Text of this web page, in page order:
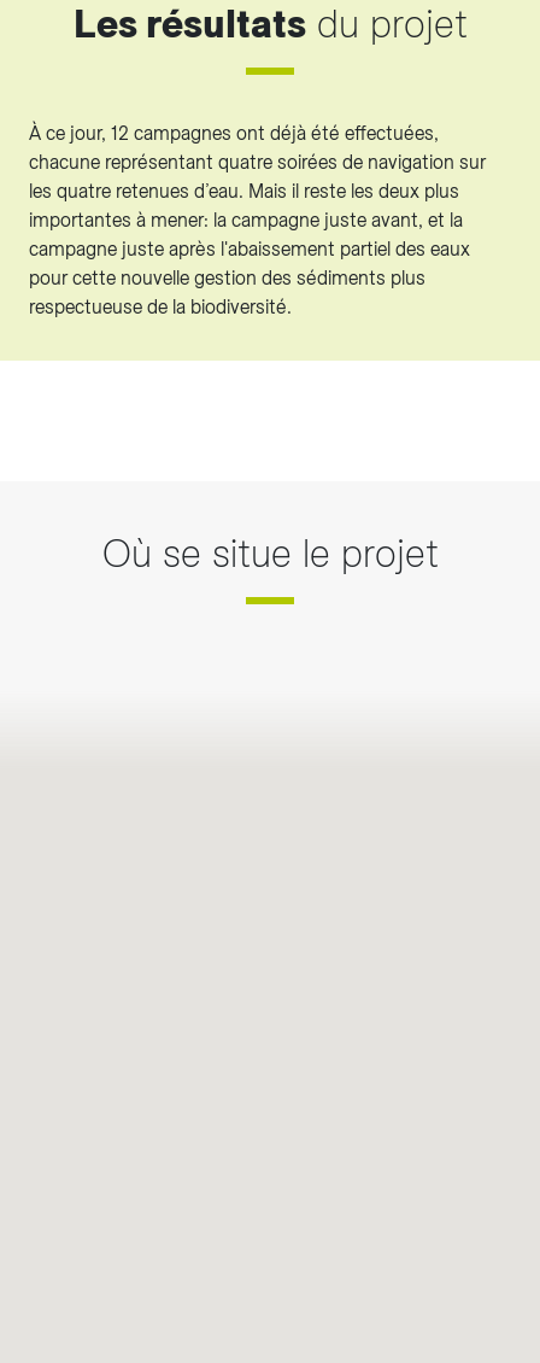
Les résultatsdu projet
À ce jour, 12 campagnes ont déjà été effectuées,
chacune représentant quatre soirées de navigation sur
les quatre retenues d’eau. Mais il reste les deux plus
importantes à mener: la campagne juste avant, et la
campagne juste après l'abaissement partiel des eaux
pour cette nouvelle gestion des sédiments plus
respectueuse de la biodiversité.
Où se situe le projet